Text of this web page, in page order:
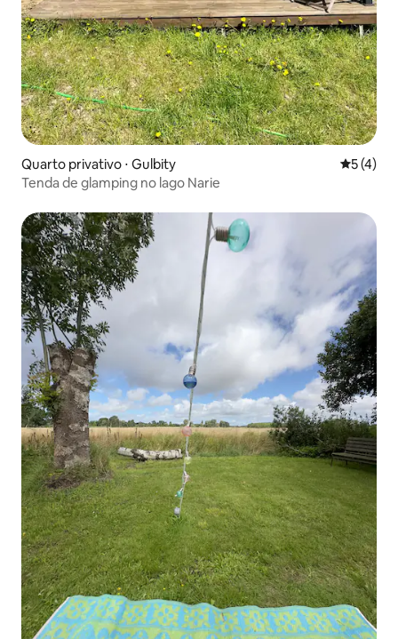
Quarto privativo ⋅ Gulbity 5 de
5 (4)
Tenda de glamping no lago Narie